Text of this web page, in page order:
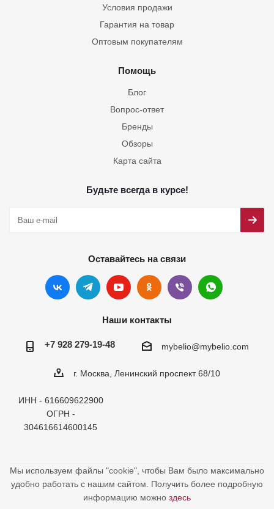
Условия продажи
Гарантия на товар
Оптовым покупателям
Помощь
Блог
Вопрос-ответ
Бренды
Обзоры
Карта сайта
Будьте всегда в курсе!
Оставайтесь на связи
Наши контакты
+7 928 279-19-48 mybelio@mybelio.com
г. Москва, Ленинский проспект 68/10
ИНН - 616609622900
ОГРН -
304616614600145
Мы используем файлы "cookie", чтобы Вам было максимально
удобно работать с нашим сайтом. Получить более подробную
информацию можно здесь